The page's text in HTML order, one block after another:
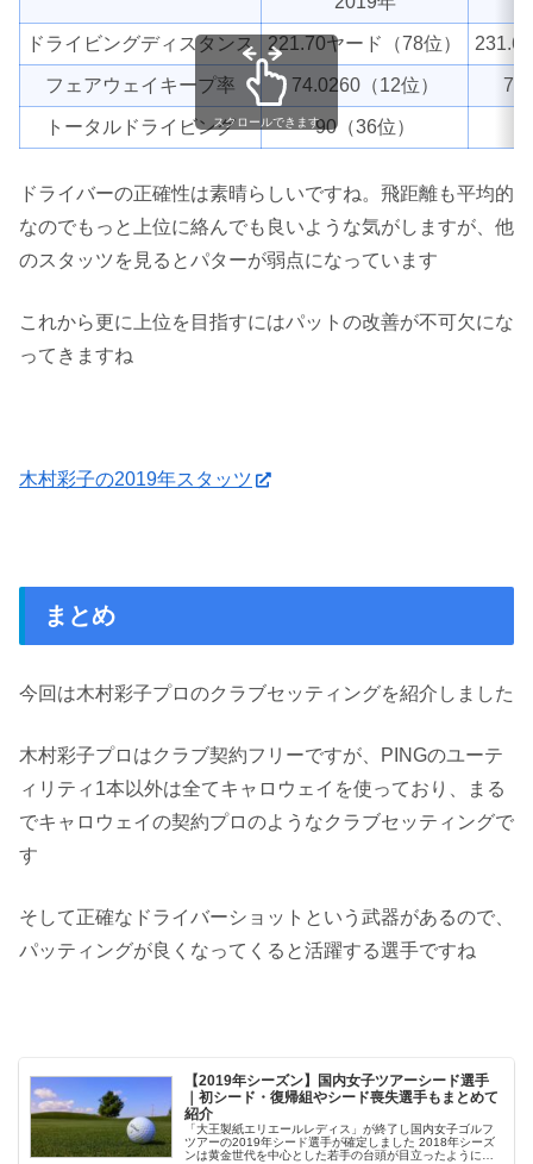
ドライビングディスタンス 221.70ヤード（78位）
フェアウェイキープ率 74.0260（12位）
トータルドライビング 90（36位）
スクロールできます
ドライバーの正確性は素晴らしいですね。飛距離も平均的
なのでもっと上位に絡んでも良いような気がしますが、他
のスタッツを見るとパターが弱点になっています
これから更に上位を目指すにはパットの改善が不可欠にな
ってきますね
木村彩子の2019年スタッツ
まとめ
今回は木村彩子プロのクラブセッティングを紹介しました
木村彩子プロはクラブ契約フリーですが、PINGのユーテ
ィリティ1本以外は全てキャロウェイを使っており、まる
でキャロウェイの契約プロのようなクラブセッティングで
す
そして正確なドライバーショットという武器があるので、
パッティングが良くなってくると活躍する選手ですね
【2019年シーズン】国内女子ツアーシード選手
｜初シード・復帰組やシード喪失選手もまとめて
紹介
「大王製紙エリエールレディス」が終了し国内女子ゴルフ
ツアーの2019年シード選手が確定しました 2018年シーズ
ンは黄金世代を中心とした若手の台頭が目立ったように感